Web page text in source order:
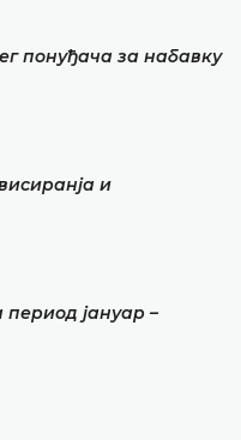
понуђача за набавку
и
јануар –